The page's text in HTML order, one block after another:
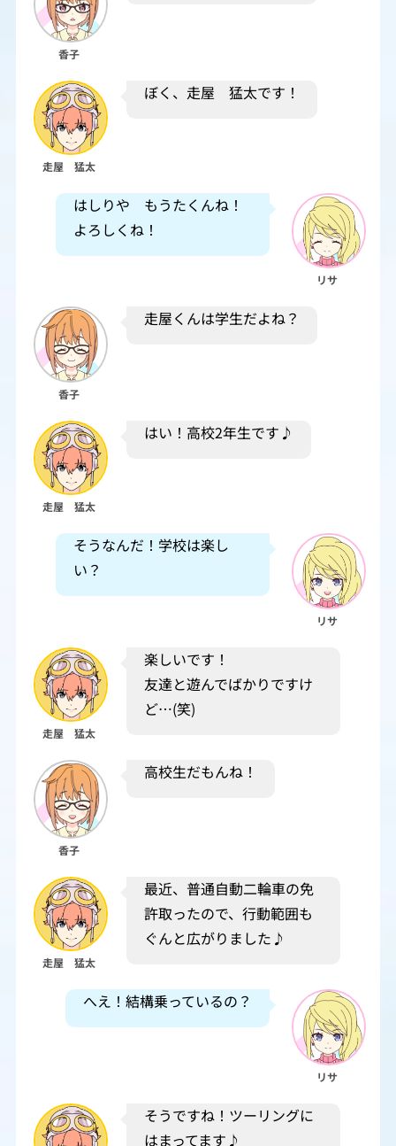
香子
走屋 猛太
ぼく、走屋 猛太です！
はしりや もうたくんね！
よろしくね！
リサ
香子
走屋くんは学生だよね？
走屋 猛太
はい！高校2年生です♪
そうなんだ！学校は楽し
い？
リサ
走屋 猛太
楽しいです！
友達と遊んでばかりですけ
ど…(笑)
香子
高校生だもんね！
走屋 猛太
最近、普通自動二輪車の免
許取ったので、行動範囲も
ぐんと広がりました♪
へえ！結構乗っているの？
リサ
そうですね！ツーリングに